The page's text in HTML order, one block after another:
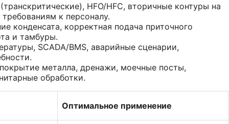
HFO/HFC, вторичные контуры на
к персоналу.
конденсата, корректная подача приточного
и тамбуры.
SCADA/BMS, аварийные сценарии,
металла, дренажи, моечные посты,
обработки.
Оптимальное применение